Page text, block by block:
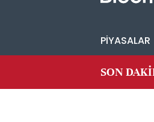
PİYASALAR
SON